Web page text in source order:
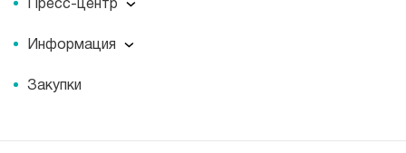
История
Документы
Пресс-центр
Пресс-центр
Журнал для пациентов «МЕДСИ СЕГОДНЯ»
Информация
Информация
Закупки